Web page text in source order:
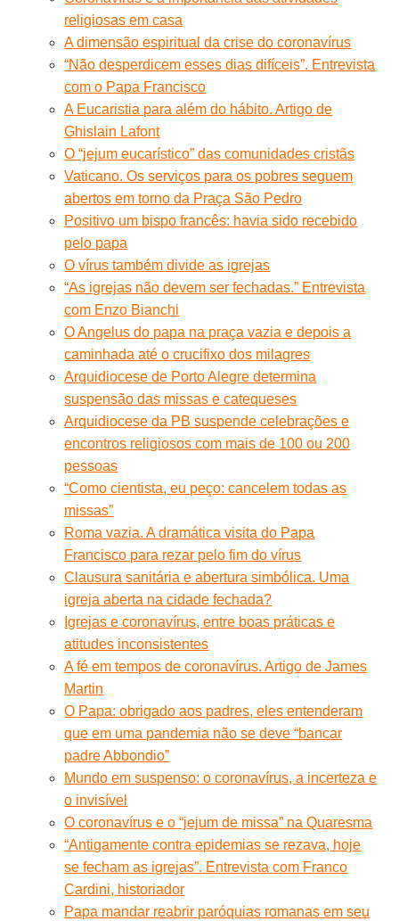
religiosas em casa
A dimensão espiritual da crise do coronavírus
“Não desperdicem esses dias difíceis”. Entrevista
com o Papa Francisco
A Eucaristia para além do hábito. Artigo de
Ghislain Lafont
O “jejum eucarístico” das comunidades cristãs
Vaticano. Os serviços para os pobres seguem
abertos em torno da Praça São Pedro
Positivo um bispo francês: havia sido recebido
pelo papa
O vírus também divide as igrejas
“As igrejas não devem ser fechadas.” Entrevista
com Enzo Bianchi
O Angelus do papa na praça vazia e depois a
caminhada até o crucifixo dos milagres
Arquidiocese de Porto Alegre determina
suspensão das missas e catequeses
Arquidiocese da PB suspende celebrações e
encontros religiosos com mais de 100 ou 200
pessoas
“Como cientista, eu peço: cancelem todas as
missas”
Roma vazia. A dramática visita do Papa
Francisco para rezar pelo fim do vírus
Clausura sanitária e abertura simbólica. Uma
igreja aberta na cidade fechada?
Igrejas e coronavírus, entre boas práticas e
atitudes inconsistentes
A fé em tempos de coronavírus. Artigo de James
Martin
O Papa: obrigado aos padres, eles entenderam
que em uma pandemia não se deve “bancar
padre Abbondio”
Mundo em suspenso: o coronavírus, a incerteza e
o invisível
O coronavírus e o “jejum de missa” na Quaresma
“Antigamente contra epidemias se rezava, hoje
se fecham as igrejas”. Entrevista com Franco
Cardini, historiador
Papa mandar reabrir paróquias romanas em seu